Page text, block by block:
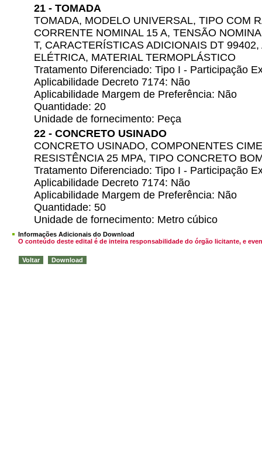
21 - TOMADA
TOMADA, MODELO UNIVERSAL, TIPO COM
CORRENTE NOMINAL 15 A, TENSÃO
T, CARACTERÍSTICAS ADICIONAIS DT
ELÉTRICA, MATERIAL TERMOPLÁSTICO
Tratamento Diferenciado: Tipo I - Participação
Aplicabilidade Decreto 7174: Não
Aplicabilidade Margem de Preferência: Não
Quantidade: 20
Unidade de fornecimento: Peça
22 - CONCRETO USINADO
CONCRETO USINADO, COMPONENTES
RESISTÊNCIA 25 MPA, TIPO CONCRETO
Tratamento Diferenciado: Tipo I - Participação
Aplicabilidade Decreto 7174: Não
Aplicabilidade Margem de Preferência: Não
Quantidade: 50
Unidade de fornecimento: Metro cúbico
Informações Adicionais do Download
O conteúdo deste edital é de inteira responsabilidade do órgão licitante, e